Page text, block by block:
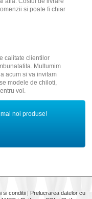
si poate fi chiar
calitate clientilor
Multumim
acum si va invitam
modele de chiloti,
voi.
noi produse!
si conditii | Prelucrarea datelor cu